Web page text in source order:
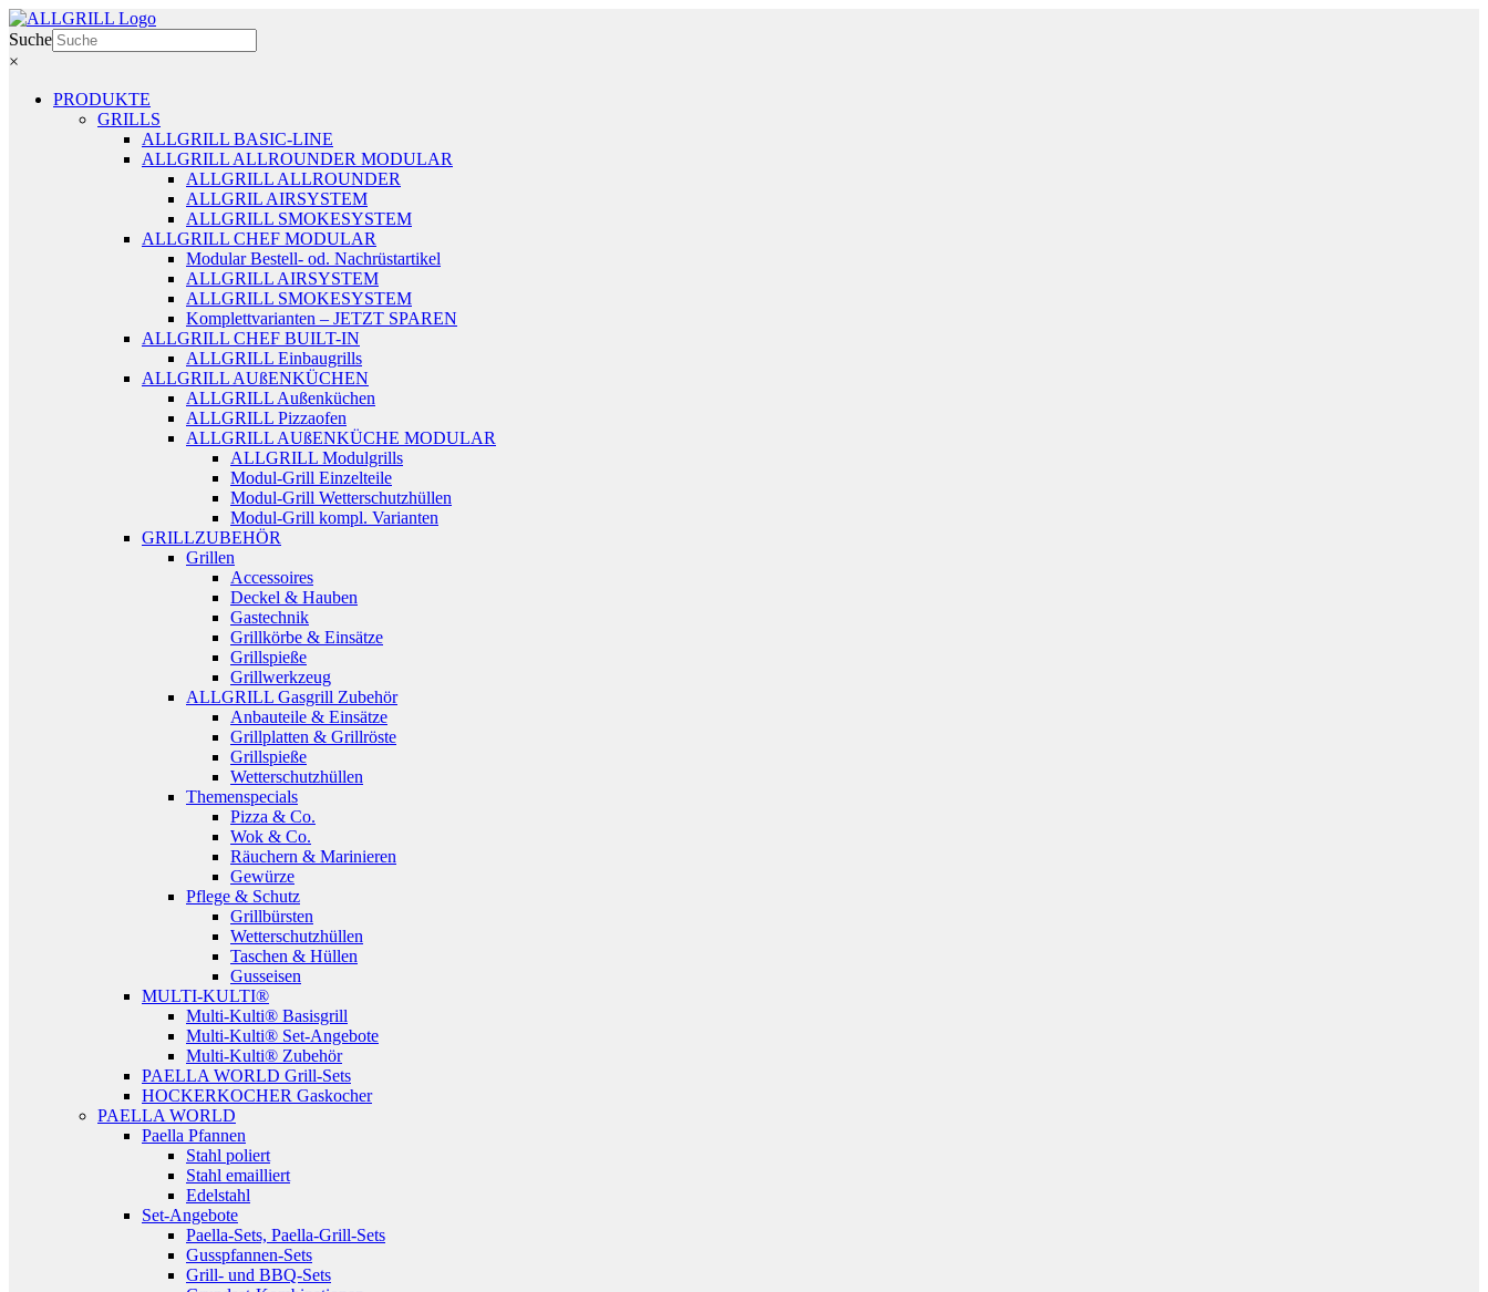
Zum
Inhalt
springen
Suche
×
PRODUKTE
GRILLS
ALLGRILL BASIC-LINE
ALLGRILL ALLROUNDER MODULAR
ALLGRILL ALLROUNDER
ALLGRIL AIRSYSTEM
ALLGRILL SMOKESYSTEM
ALLGRILL CHEF MODULAR
Modular Bestell- od. Nachrüstartikel
ALLGRILL AIRSYSTEM
ALLGRILL SMOKESYSTEM
Komplettvarianten – JETZT SPAREN
ALLGRILL CHEF BUILT-IN
ALLGRILL Einbaugrills
ALLGRILL AUßENKÜCHEN
ALLGRILL Außenküchen
ALLGRILL Pizzaofen
ALLGRILL AUßENKÜCHE MODULAR
ALLGRILL Modulgrills
Modul-Grill Einzelteile
Modul-Grill Wetterschutzhüllen
Modul-Grill kompl. Varianten
GRILLZUBEHÖR
Grillen
Accessoires
Deckel & Hauben
Gastechnik
Grillkörbe & Einsätze
Grillspieße
Grillwerkzeug
ALLGRILL Gasgrill Zubehör
Anbauteile & Einsätze
Grillplatten & Grillröste
Grillspieße
Wetterschutzhüllen
Themenspecials
Pizza & Co.
Wok & Co.
Räuchern & Marinieren
Gewürze
Pflege & Schutz
Grillbürsten
Wetterschutzhüllen
Taschen & Hüllen
Gusseisen
MULTI-KULTI®
Multi-Kulti® Basisgrill
Multi-Kulti® Set-Angebote
Multi-Kulti® Zubehör
PAELLA WORLD Grill-Sets
HOCKERKOCHER Gaskocher
PAELLA WORLD
Paella Pfannen
Stahl poliert
Stahl emailliert
Edelstahl
Set-Angebote
Paella-Sets, Paella-Grill-Sets
Gusspfannen-Sets
Grill- und BBQ-Sets